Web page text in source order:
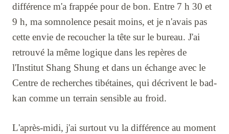
différence m'a frappée pour de bon. Entre 7 h 30 et
9 h, ma somnolence pesait moins, et je n'avais pas
cette envie de recoucher la tête sur le bureau. J'ai
retrouvé la même logique dans les repères de
l'Institut Shang Shung et dans un échange avec le
Centre de recherches tibétaines, qui décrivent le bad-
kan comme un terrain sensible au froid.
L'après-midi, j'ai surtout vu la différence au moment